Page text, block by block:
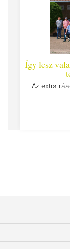
borász #26 -
pillanatokat